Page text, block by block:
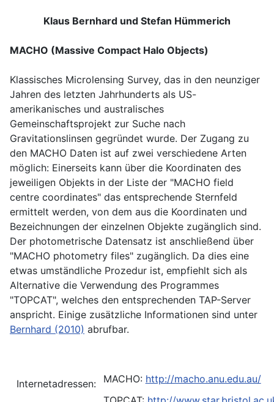
Klaus Bernhard und Stefan Hümmerich
MACHO (Massive Compact Halo Objects)
Klassisches Microlensing Survey, das in den neunziger
Jahren des letzten Jahrhunderts als US-
amerikanisches und australisches
Gemeinschaftsprojekt zur Suche nach
Gravitationslinsen gegründet wurde. Der Zugang zu
den MACHO Daten ist auf zwei verschiedene Arten
möglich: Einerseits kann über die Koordinaten des
jeweiligen Objekts in der Liste der "MACHO field
centre coordinates" das entsprechende Sternfeld
ermittelt werden, von dem aus die Koordinaten und
Bezeichnungen der einzelnen Objekte zugänglich sind.
Der photometrische Datensatz ist anschließend über
"MACHO photometry files" zugänglich. Da dies eine
etwas umständliche Prozedur ist, empfiehlt sich als
Alternative die Verwendung des Programmes
"TOPCAT", welches den entsprechenden TAP-Server
anspricht. Einige zusätzliche Informationen sind unter
Bernhard (2010) abrufbar.
Internetadressen: MACHO: http://macho.anu.edu.au/